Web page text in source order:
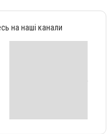
на наші канали